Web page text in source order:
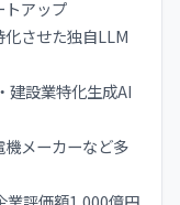
トアップ
化させた独自LLM
建設業特化生成AI
機メーカーなど多